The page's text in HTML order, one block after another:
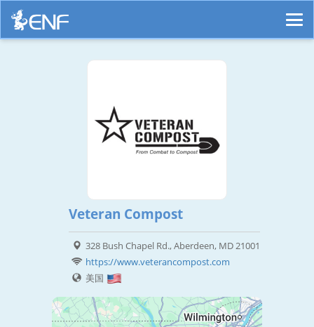
Veteran Compost
328 Bush Chapel Rd., Aberdeen, MD 21001
https://www.veterancompost.com
美国